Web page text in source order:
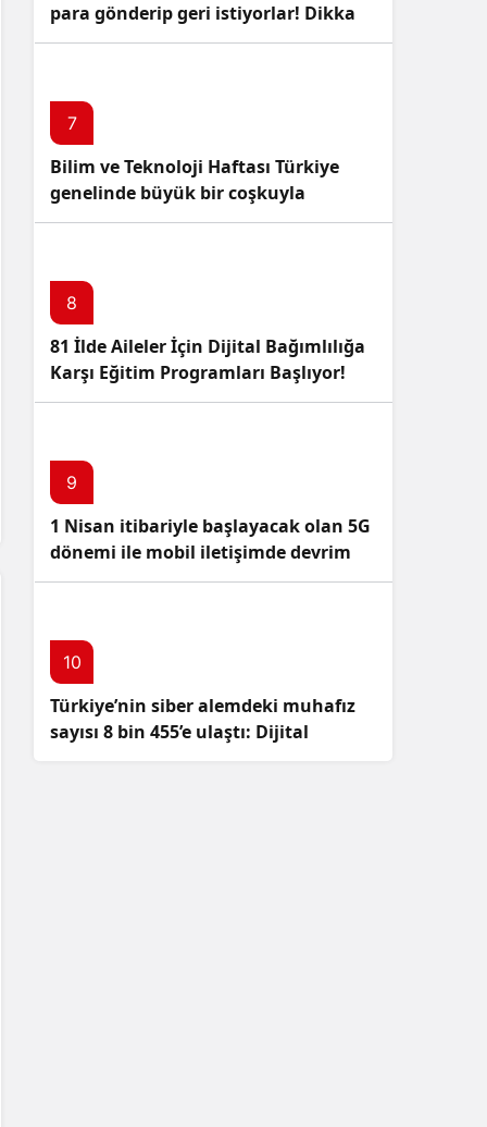
para gönderip geri istiyorlar! Dikkat
Edin!
7
Bilim ve Teknoloji Haftası Türkiye
genelinde büyük bir coşkuyla
kutlandı: İşte Etkinlikler ve
8
81 İlde Aileler İçin Dijital Bağımlılığa
Karşı Eğitim Programları Başlıyor!
9
1 Nisan itibariyle başlayacak olan 5G
dönemi ile mobil iletişimde devrim
başlıyor!
10
Türkiye’nin siber alemdeki muhafız
sayısı 8 bin 455’e ulaştı: Dijital